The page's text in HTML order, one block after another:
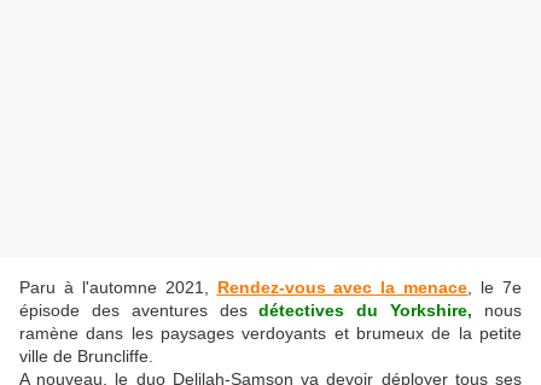
Paru à l'automne 2021, Rendez-vous avec la menace , le 7e
épisode des aventures desdétectives du Yorkshire, nous
ramène dans les paysages verdoyants et brumeux de la petite
ville de Bruncliffe.
A nouveau, le duo Delilah-Samson va devoir déployer tous ses